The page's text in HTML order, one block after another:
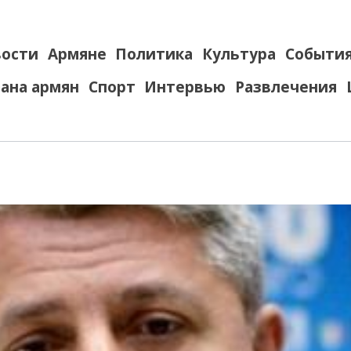
Армяне Политика Культура
армян Спорт Интервью Развлечения